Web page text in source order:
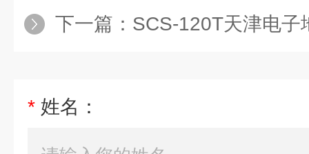
下一篇： SCS-120T天津电子
* 姓名：